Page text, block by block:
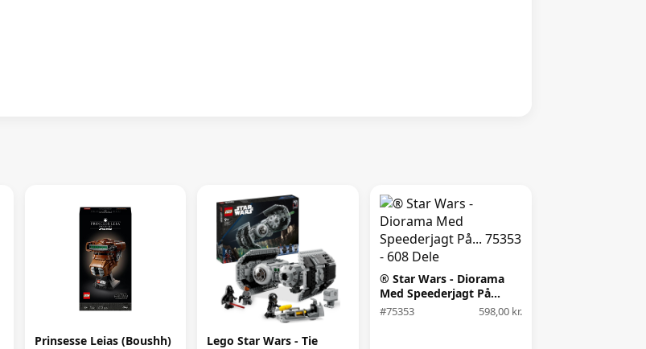
Prinsesse Leias (Boushh)
Lego Star Wars - Tie
® Star Wars - Diorama
Med Speederjagt På...
75353 - 608 Dele
#75353 598,00 kr.